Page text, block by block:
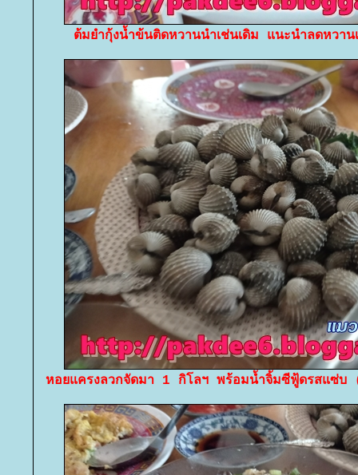
ต้มยำกุ้งน้ำข้นติดหวานนำเช่นเดิม แนะนำลดหวาน
หอยแครงลวกจัดมา 1 กิโลฯ พร้อมน้ำจิ้มซีฟู้ดรสแซ่